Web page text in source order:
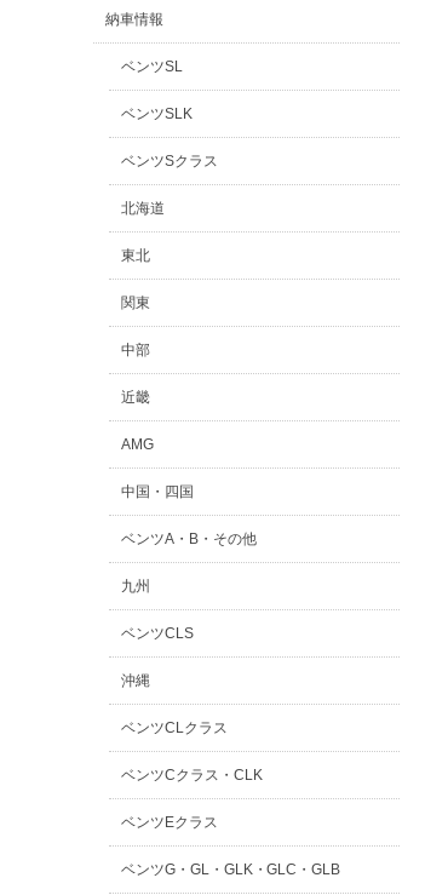
納車情報
ベンツSL
ベンツSLK
ベンツSクラス
北海道
東北
関東
中部
近畿
AMG
中国・四国
ベンツA・B・その他
九州
ベンツCLS
沖縄
ベンツCLクラス
ベンツCクラス・CLK
ベンツEクラス
ベンツG・GL・GLK・GLC・GLB